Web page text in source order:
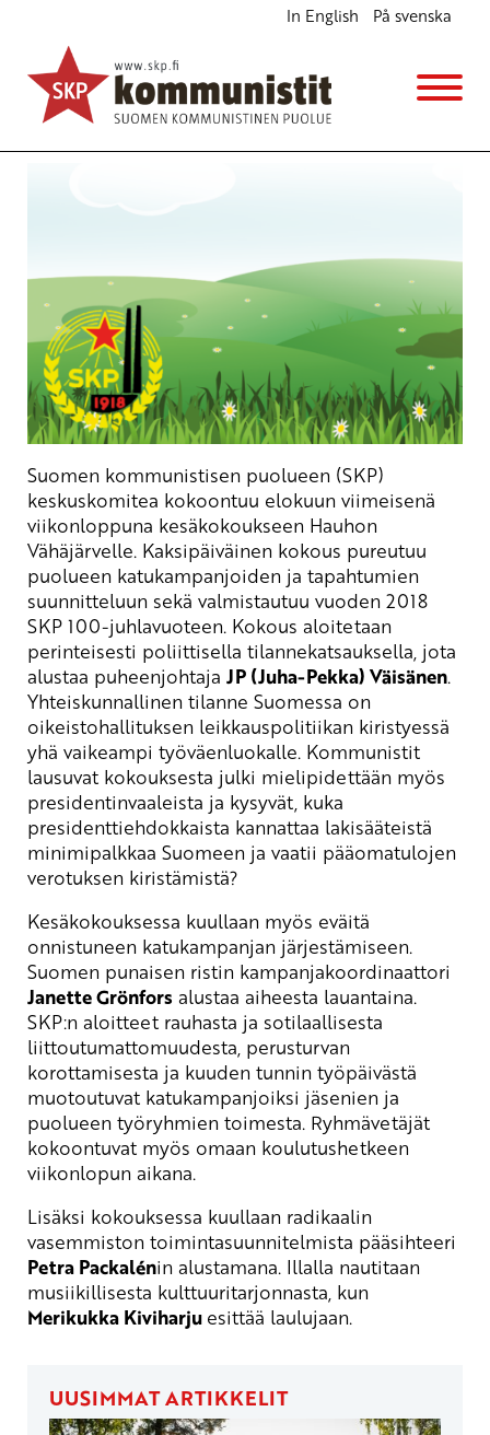
In English På svenska
Kesäkokouksessa keskitytään tulevaan
Ajankohtaista
Avainsanat:kesäkokous,keskuskomitea
Suomen kommunistisen puolueen (SKP)
keskuskomitea kokoontuu elokuun viimeisenä
viikonloppuna kesäkokoukseen Hauhon
Vähäjärvelle. Kaksipäiväinen kokous pureutuu
puolueen katukampanjoiden ja tapahtumien
suunnitteluun sekä valmistautuu vuoden 2018
SKP 100-juhlavuoteen. Kokous aloitetaan
perinteisesti poliittisella tilannekatsauksella, jota
alustaa puheenjohtaja JP (Juha-Pekka) Väisänen.
Yhteiskunnallinen tilanne Suomessa on
oikeistohallituksen leikkauspolitiikan kiristyessä
yhä vaikeampi työväenluokalle. Kommunistit
lausuvat kokouksesta julki mielipidettään myös
presidentinvaaleista ja kysyvät, kuka
presidenttiehdokkaista kannattaa lakisääteistä
minimipalkkaa Suomeen ja vaatii pääomatulojen
verotuksen kiristämistä?
Kesäkokouksessa kuullaan myös eväitä
onnistuneen katukampanjan järjestämiseen.
Suomen punaisen ristin kampanjakoordinaattori
Janette Grönfors alustaa aiheesta lauantaina.
SKP:n aloitteet rauhasta ja sotilaallisesta
liittoutumattomuudesta, perusturvan
korottamisesta ja kuuden tunnin työpäivästä
muotoutuvat katukampanjoiksi jäsenien ja
puolueen työryhmien toimesta. Ryhmävetäjät
kokoontuvat myös omaan koulutushetkeen
viikonlopun aikana.
Lisäksi kokouksessa kuullaan radikaalin
vasemmiston toimintasuunnitelmista pääsihteeri
Petra Packalénin alustamana. Illalla nautitaan
musiikillisesta kulttuuritarjonnasta, kun
Merikukka Kiviharju esittää laulujaan.
UUSIMMAT ARTIKKELIT